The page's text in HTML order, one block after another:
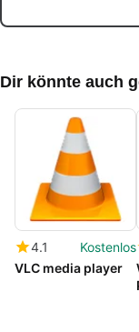
Dir könnte auch
4.1
Kostenlos
VLC media player